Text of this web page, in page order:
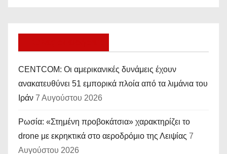
CENTCOM: Οι αμερικανικές δυνάμεις έχουν
ανακατευθύνει 51 εμπορικά πλοία από τα λιμάνια του
Ιράν 7 Αυγούστου 2026
Ρωσία: «Στημένη προβοκάτσια» χαρακτηρίζει το
drone με εκρηκτικά στο αεροδρόμιο της Λειψίας 7
Αυγούστου 2026